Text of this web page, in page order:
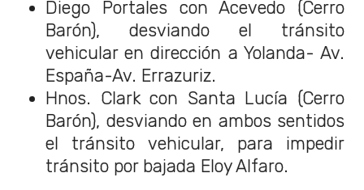
Diego Portales con Acevedo (Cerro
Barón), desviando el tránsito
vehicular en dirección a Yolanda- Av.
España-Av. Errazuriz.
Hnos. Clark con Santa Lucía (Cerro
Barón), desviando en ambos sentidos
el tránsito vehicular, para impedir
tránsito por bajada Eloy Alfaro.